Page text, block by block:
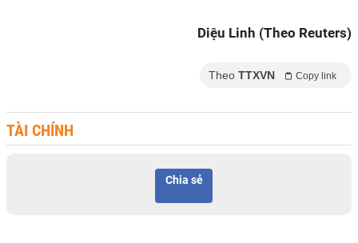
Diệu Linh (Theo Reuters)
Theo TTXVN Copy link
TÀI CHÍNH
Chia sẻ